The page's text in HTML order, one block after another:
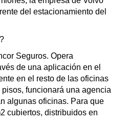
del estacionamiento del
Seguros. Opera
de una aplicación en el
en el resto de las oficinas
funcionará una agencia
algunas oficinas. Para que
cubiertos, distribuidos en